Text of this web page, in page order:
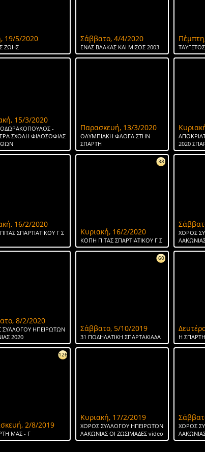
19/5/2020
ΖΩΗΣ
Σάββατο, 4/4/2020
ΕΝΑΣ ΒΛΑΚΑΣ ΚΑΙ ΜΙΣΟΣ 2003 ΤΑΥΓΕΤΟΣ
15/3/2020
-
ΣΧΟΛΗ ΦΙΛΟΣΟΦΙΑΣ
Παρασκευή, 13/3/2020
ΟΛΥΜΠΙΑΚΗ ΦΛΟΓΑ ΣΤΗΝ
ΣΠΑΡΤΗ
2020
16/2/2020
ΣΠΑΡΤΙΑΤΙΚΟΥ Γ Σ
38
Κυριακή, 16/2/2020
ΚΟΠΗ ΠΙΤΑΣ ΣΠΑΡΤΙΑΤΙΚΟΥ Γ Σ
ΧΟΡΟΣ
8/2/2020
ΣΥΛΛΟΓΟΥ ΗΠΕΙΡΩΤΩΝ
2020
60
Σάββατο, 5/10/2019
31 ΠΟΔΗΛΑΤΙΚΗ ΣΠΑΡΤΑΚΙΑΔΑ H
126
2/8/2019
ΜΑΣ - Γ
Κυριακή, 17/2/2019
ΧΟΡΟΣ ΣΥΛΛΟΓΟΥ ΗΠΕΙΡΩΤΩΝ
ΛΑΚΩΝΙΑΣ ΟΙ ΖΩΣΙΜΑΔΕΣ video
ΧΟΡΟΣ